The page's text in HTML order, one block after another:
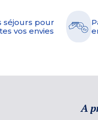
séjours pour
vos envies
A